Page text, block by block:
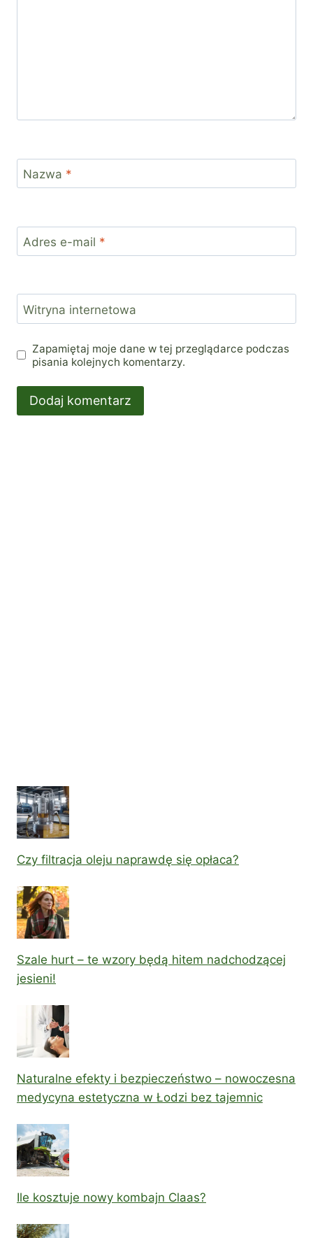
Nazwa *
Adres e-mail *
Witryna internetowa
Zapamiętaj moje dane w tej przeglądarce podczas
pisania kolejnych komentarzy.
Czy filtracja oleju naprawdę się opłaca?
Szale hurt – te wzory będą hitem nadchodzącej
jesieni!
Naturalne efekty i bezpieczeństwo – nowoczesna
medycyna estetyczna w Łodzi bez tajemnic
Ile kosztuje nowy kombajn Claas?